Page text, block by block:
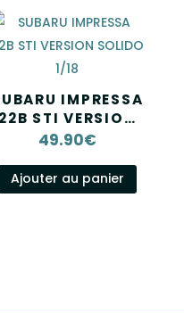
IMPRESSA
22B STI VERSION
SOLIDO 1/18
49.90€
Ajouter au panier